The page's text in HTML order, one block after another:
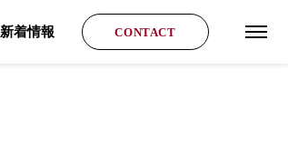
新着情報 CONTACT
グロ